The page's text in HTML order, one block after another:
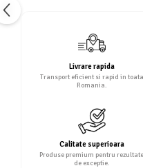
Livrare rapida
Transport eficient si rapid in toata
Romania.
Calitate superioara
Produse premium pentru rezultate
de exceptie.